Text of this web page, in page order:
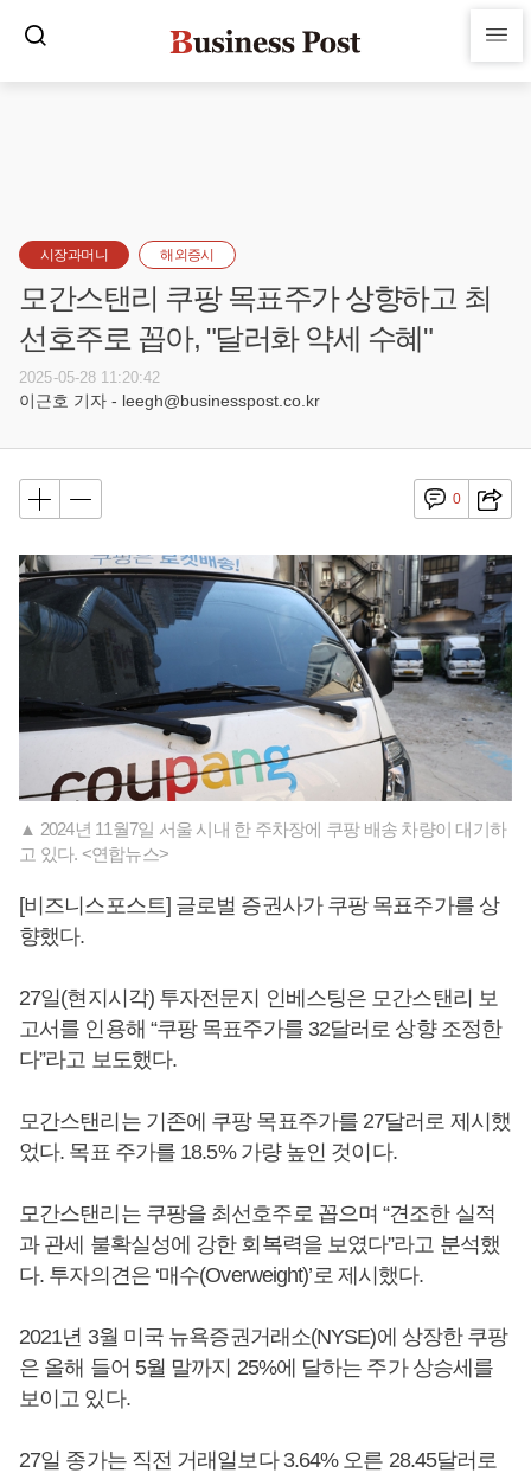
시장과머니 해외증시
모간스탠리 쿠팡 목표주가 상향하고 최
선호주로 꼽아, "달러화 약세 수혜"
2025-05-28 11:20:42
이근호 기자 - leegh@businesspost.co.kr
0
▲ 2024년 11월7일 서울 시내 한 주차장에 쿠팡 배송 차량이 대기하
고 있다. <연합뉴스>
[비즈니스포스트] 글로벌 증권사가 쿠팡 목표주가를 상
향했다.
27일(현지시각) 투자전문지 인베스팅은 모간스탠리 보
고서를 인용해 “쿠팡 목표주가를 32달러로 상향 조정한
다”라고 보도했다.
모간스탠리는 기존에 쿠팡 목표주가를 27달러로 제시했
었다. 목표 주가를 18.5% 가량 높인 것이다.
모간스탠리는 쿠팡을 최선호주로 꼽으며 “견조한 실적
과 관세 불확실성에 강한 회복력을 보였다”라고 분석했
다. 투자의견은 ‘매수(Overweight)’로 제시했다.
2021년 3월 미국 뉴욕증권거래소(NYSE)에 상장한 쿠팡
은 올해 들어 5월 말까지 25%에 달하는 주가 상승세를
보이고 있다.
27일 종가는 직전 거래일보다 3.64% 오른 28.45달러로